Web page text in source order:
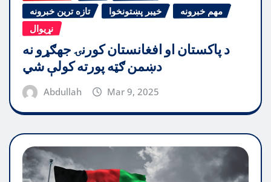
تازه ترین خبرونه
خیبر پښتونخوا
مهم خبرونه
نړیوال
د پاکستان او افغانستان کورنۍ جهګړو نه
دښمن ګټه پورته کولې شي
Abdullah Mar 9, 2025